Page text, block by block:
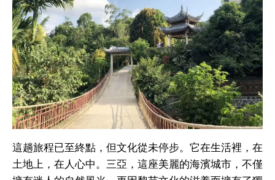
這趟旅程已至終點，但文化從未停步。它在生活裡，在
土地上，在人心中。三亞，這座美麗的海濱城市，不僅